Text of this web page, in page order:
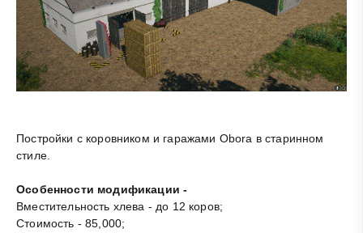
Постройки с коровником и гаражами Obora в старинном
стиле.
Особенности модификации -
Вместительность хлева - до 12 коров;
Стоимость - 85,000;